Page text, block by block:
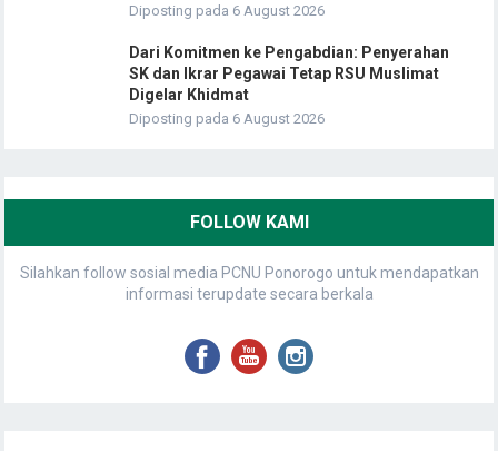
Diposting pada 6 August 2026
Dari Komitmen ke Pengabdian: Penyerahan
SK dan Ikrar Pegawai Tetap RSU Muslimat
Digelar Khidmat
Diposting pada 6 August 2026
FOLLOW KAMI
Silahkan follow sosial media PCNU Ponorogo untuk mendapatkan
informasi terupdate secara berkala